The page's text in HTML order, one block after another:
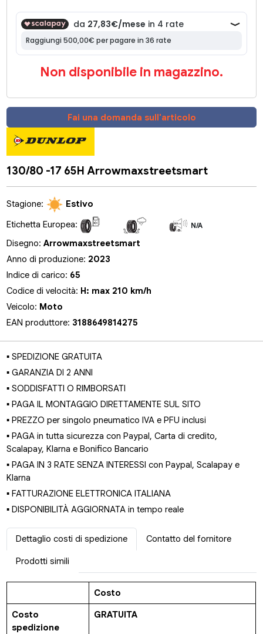
Non disponibile in magazzino.
Fai una domanda sull'articolo
130/80 -17 65H Arrowmaxstreetsmart
Stagione:
Estivo
Etichetta Europea:
N/A
Disegno:Arrowmaxstreetsmart
Anno di produzione: 2023
Indice di carico: 65
Codice di velocità: H: max 210 km/h
Veicolo: Moto
EAN produttore: 3188649814275
▪ SPEDIZIONE GRATUITA
▪ GARANZIA DI 2 ANNI
▪ SODDISFATTI O RIMBORSATI
▪ PAGA IL MONTAGGIO DIRETTAMENTE SUL SITO
▪ PREZZO per singolo pneumatico IVA e PFU inclusi
▪ PAGA in tutta sicurezza con Paypal, Carta di credito,
Scalapay, Klarna e Bonifico Bancario
▪ PAGA IN 3 RATE SENZA INTERESSI con Paypal, Scalapay e
Klarna
▪ FATTURAZIONE ELETTRONICA ITALIANA
▪ DISPONIBILITÀ AGGIORNATA in tempo reale
Dettaglio costi di spedizione Contatto del fornitore
Prodotti simili
Costo
Costo
spedizione
GRATUITA